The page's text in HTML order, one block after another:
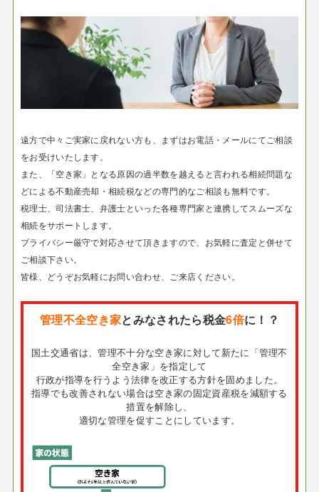
遠方で中々ご実家に戻れない方も、まずはお電話・メールにてご相談
をお受けいたします。
また、「空き家」となる原因の過半数を越えると言われる相続問題な
どによる不動産売却・相続税などの専門的なご相談も無料です。
税理士、司法書士、弁護士といった各種専門家と連携してスムーズな
相続をサポートします。
プライバシー厳守で対応させて頂きますので、お気軽に査定と併せて
ご相談下さい。
皆様、どうぞお気軽にお問い合わせ、ご来店ください。
管理不全空き家とみなされたら税金6倍に！？
国土交通省は、管理不十分な空き家に対して新たに「管理不
全空き家」を指定して
行政が指導を行うよう法律を改正する方針を固めました。
指導でも改善されない場合は空き家の固定資産税を減額する
措置を解除し、
適切な管理を促すことにしています。